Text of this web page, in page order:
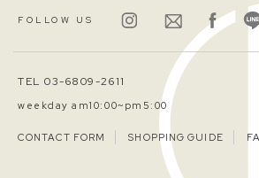
FOLLOW US
TEL 03-6809-2611
weekday am10:00~pm5:00
CONTACT FORM SHOPPING GUIDE